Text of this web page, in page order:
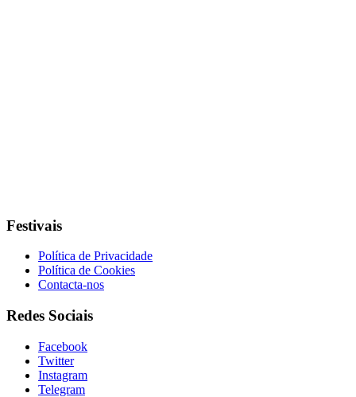
Festivais
Política de Privacidade
Política de Cookies
Contacta-nos
Redes Sociais
Facebook
Twitter
Instagram
Telegram